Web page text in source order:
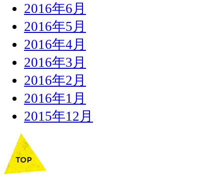
2016年6月
2016年5月
2016年4月
2016年3月
2016年2月
2016年1月
2015年12月